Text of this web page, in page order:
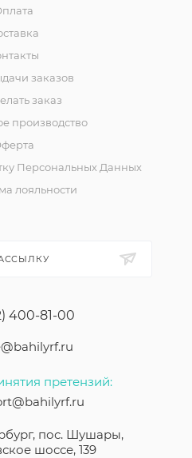
заказов
заказ
производство
Персональных Данных
лояльности
400-81-00
претензий:
пос. Шушары,
шоссе, 139